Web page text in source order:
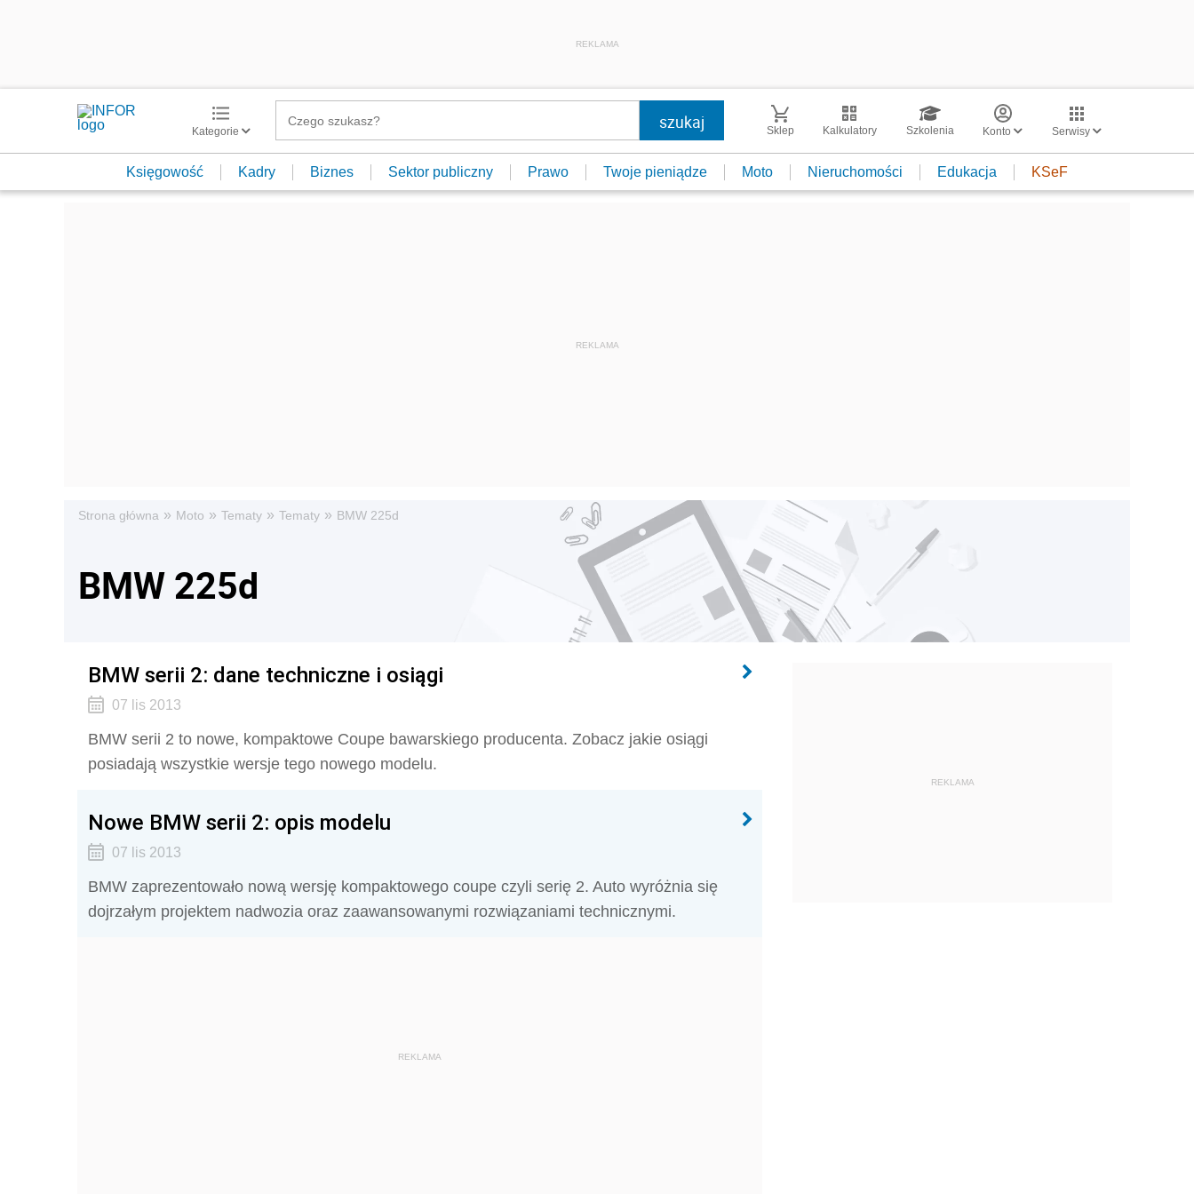
REKLAMA
Kategorie Sklep Kalkulatory Szkolenia Konto Serwisy
Księgowość Kadry Biznes Sektor publiczny Prawo Twoje pieniądze Moto Nieruchomości Edukacja KSeF
Strona główna » Moto » Tematy » Tematy » BMW 225d
BMW 225d
BMW serii 2: dane techniczne i osiągi
07 lis 2013
BMW serii 2 to nowe, kompaktowe Coupe bawarskiego producenta. Zobacz jakie osiągi
posiadają wszystkie wersje tego nowego modelu.
Nowe BMW serii 2: opis modelu
07 lis 2013
BMW zaprezentowało nową wersję kompaktowego coupe czyli serię 2. Auto wyróżnia się
dojrzałym projektem nadwozia oraz zaawansowanymi rozwiązaniami technicznymi.
REKLAMA
REKLAMA